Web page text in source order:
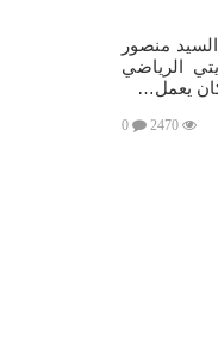
منصور
الرياضي
يعمل…